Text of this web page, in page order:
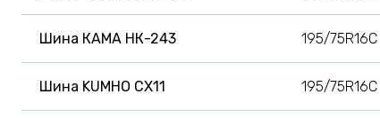
Шина КАМА НК-243 195/75R16C
Шина KUMHO CX11 195/75R16C